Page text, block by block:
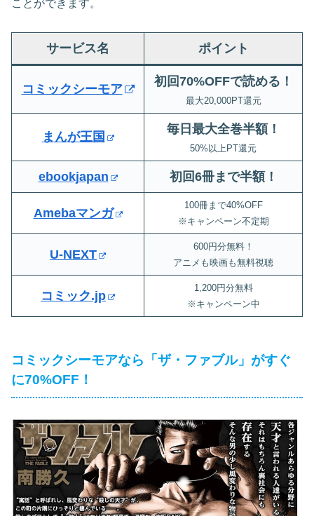
ことができます。
サービス名 ポイント
コミックシーモア
初回70%OFFで読める！
最大20,000PT還元
まんが王国
毎日最大全巻半額！
50%以上PT還元
ebookjapan 初回6冊まで半額！
Amebaマンガ
100冊まで40%OFF
※キャンペーン不定期
U-NEXT
600円分無料！
アニメも映画も無料視聴
コミック.jp
1,200円分無料
※キャンペーン中
コミックシーモアなら「ザ・ファブル」がすぐ
に70%OFF！